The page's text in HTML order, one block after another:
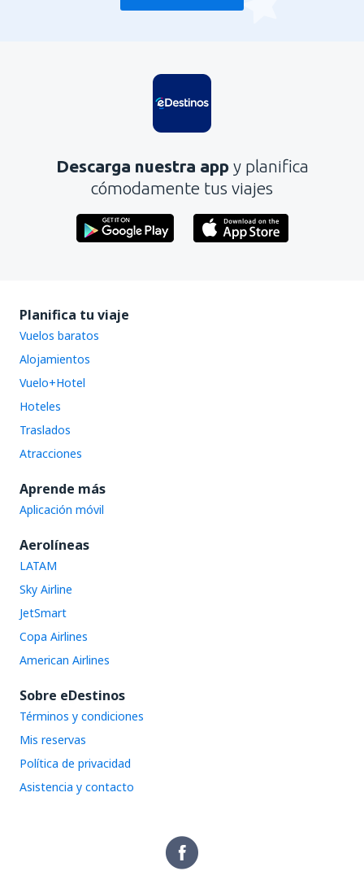
Descarga nuestra app y planifica
cómodamente tus viajes
Planifica tu viaje
Vuelos baratos
Alojamientos
Vuelo+Hotel
Hoteles
Traslados
Atracciones
Aprende más
Aplicación móvil
Aerolíneas
LATAM
Sky Airline
JetSmart
Copa Airlines
American Airlines
Sobre eDestinos
Términos y condiciones
Mis reservas
Política de privacidad
Asistencia y contacto